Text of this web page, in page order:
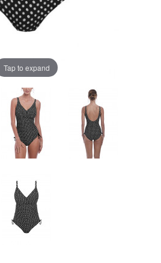
Tap to expand